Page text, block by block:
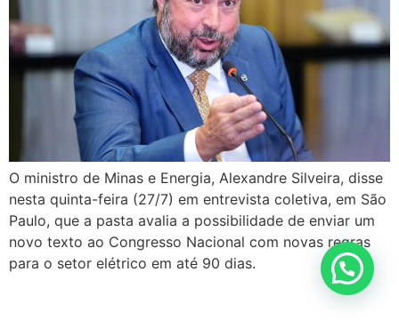
O ministro de Minas e Energia, Alexandre Silveira, disse
nesta quinta-feira (27/7) em entrevista coletiva, em São
Paulo, que a pasta avalia a possibilidade de enviar um
novo texto ao Congresso Nacional com novas regras
para o setor elétrico em até 90 dias.